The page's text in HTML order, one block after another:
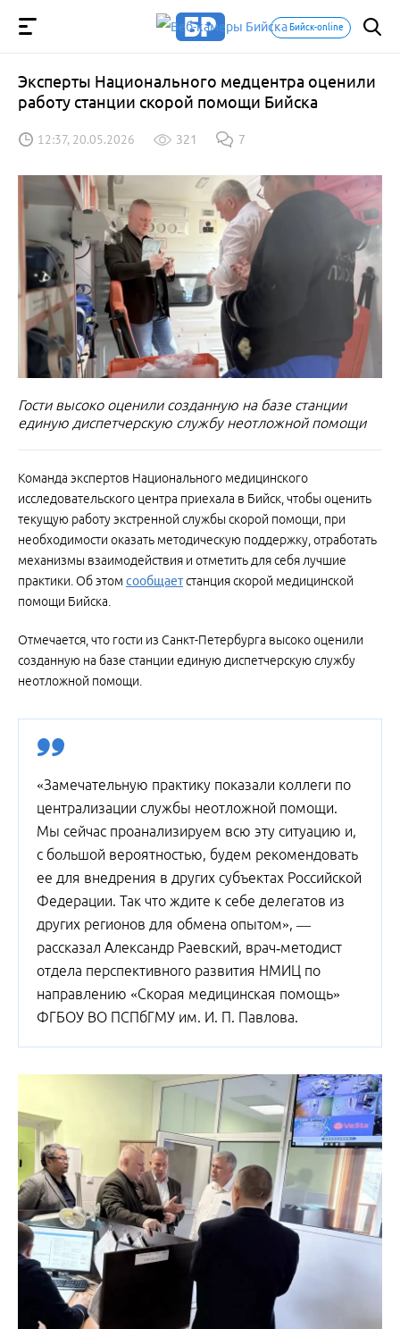
Бийск-online
Эксперты Национального медцентра оценили
работу станции скорой помощи Бийска
12:37, 20.05.2026 321 7
Гости высоко оценили созданную на базе станции
единую диспетчерскую службу неотложной помощи
Команда экспертов Национального медицинского
исследовательского центра приехала в Бийск, чтобы оценить
текущую работу экстренной службы скорой помощи, при
необходимости оказать методическую поддержку, отработать
механизмы взаимодействия и отметить для себя лучшие
практики. Об этом сообщаетстанция скорой медицинской
помощи Бийска.
Отмечается, что гости из Санкт-Петербурга высоко оценили
созданную на базе станции единую диспетчерскую службу
неотложной помощи.
«Замечательную практику показали коллеги по
централизации службы неотложной помощи.
Мы сейчас проанализируем всю эту ситуацию и,
с большой вероятностью, будем рекомендовать
ее для внедрения в других субъектах Российской
Федерации. Так что ждите к себе делегатов из
других регионов для обмена опытом», —
рассказал Александр Раевский, врач‑методист
отдела перспективного развития НМИЦ по
направлению «Скорая медицинская помощь»
ФГБОУ ВО ПСПбГМУ им. И. П. Павлова.